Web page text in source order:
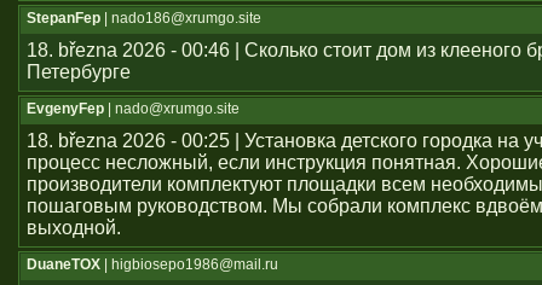
StepanFep | nado186@xrumgo.site
18. března 2026 - 00:46 | Сколько стоит дом из клееного
Петербурге
EvgenyFep | nado@xrumgo.site
18. března 2026 - 00:25 | Установка детского городка на
процесс несложный, если инструкция понятная.
производители комплектуют площадки всем
пошаговым руководством. Мы собрали комплекс
выходной.
DuaneTOX | higbiosepo1986@mail.ru